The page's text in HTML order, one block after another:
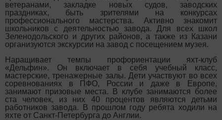
ветеранами, закладке новых судов, заводских
праздниках, быть зрителями на конкурсах
профессионального мастерства. Активно знакомит
школьников с деятельностью завода. Для всех школ
Зеленодольского и других районов, а также из Казани
организуются экскурсии на завод с посещением музея.
Наращивает темпы профориентации яхт-клуб
«Дельфин». Он включает в себя учебный класс,
мастерские, тренажерные залы. Дети участвуют во всех
соревнованиях в ПФО, России и даже в Европе,
занимают призовые места. В клубе занимаются более
ста человек, из них 40 процентов являются детьми
работников завода. В прошлом году ребята ходили на
яхте от Санкт-Петербурга до Англии.